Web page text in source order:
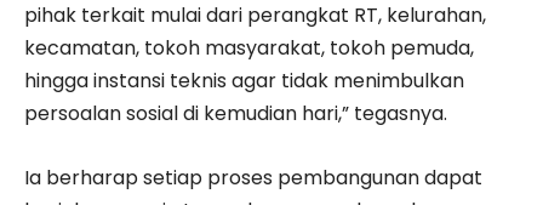
pihak terkait mulai dari perangkat RT, kelurahan,
kecamatan, tokoh masyarakat, tokoh pemuda,
hingga instansi teknis agar tidak menimbulkan
persoalan sosial di kemudian hari,” tegasnya.
Ia berharap setiap proses pembangunan dapat